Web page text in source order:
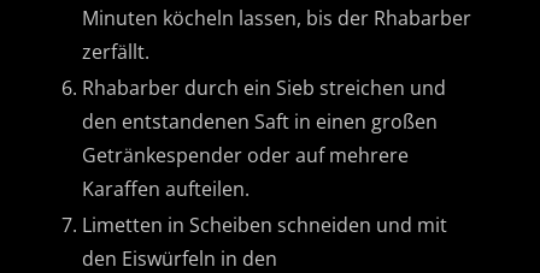
Minuten köcheln lassen, bis der Rhabarber
zerfällt.
Rhabarber durch ein Sieb streichen und
den entstandenen Saft in einen großen
Getränkespender oder auf mehrere
Karaffen aufteilen.
Limetten in Scheiben schneiden und mit
den Eiswürfeln in den